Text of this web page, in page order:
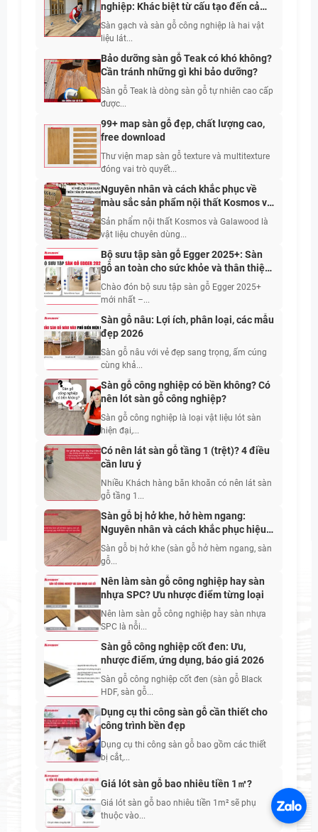
nghiệp: Khác biệt từ cấu tạo đến cảm
giác sử dụng
Sàn gạch và sàn gỗ công nghiệp là hai vật
liệu lát...
Bảo dưỡng sàn gỗ Teak có khó không?
Cần tránh những gì khi bảo dưỡng?
Sàn gỗ Teak là dòng sàn gỗ tự nhiên cao cấp
được...
99+ map sàn gỗ đẹp, chất lượng cao,
free download
Thư viện map sàn gỗ texture và multitexture
đóng vai trò quyết...
Nguyên nhân và cách khắc phục về
màu sắc sản phẩm nội thất Kosmos và
Galawood
Sản phẩm nội thất Kosmos và Galawood là
vật liệu chuyên dùng...
Bộ sưu tập sàn gỗ Egger 2025+: Sàn
gỗ an toàn cho sức khỏe và thân thiện
với con người
Chào đón bộ sưu tập sàn gỗ Egger 2025+
mới nhất –...
Sàn gỗ nâu: Lợi ích, phân loại, các mẫu
đẹp 2026
Sàn gỗ nâu với vẻ đẹp sang trọng, ấm cúng
cùng khả...
Sàn gỗ công nghiệp có bền không? Có
nên lót sàn gỗ công nghiệp?
Sàn gỗ công nghiệp là loại vật liệu lót sàn
hiện đại,...
Có nên lát sàn gỗ tầng 1 (trệt)? 4 điều
cần lưu ý
Nhiều Khách hàng băn khoăn có nên lát sàn
gỗ tầng 1...
Sàn gỗ bị hở khe, hở hèm ngang:
Nguyên nhân và cách khắc phục hiệu
quả nhất 2026
Sàn gỗ bị hở khe (sàn gỗ hở hèm ngang, sàn
gỗ...
Nên làm sàn gỗ công nghiệp hay sàn
nhựa SPC? Ưu nhược điểm từng loại
Nên làm sàn gỗ công nghiệp hay sàn nhựa
SPC là nỗi...
Sàn gỗ công nghiệp cốt đen: Ưu,
nhược điểm, ứng dụng, báo giá 2026
Sàn gỗ công nghiệp cốt đen (sàn gỗ Black
HDF, sàn gỗ...
Dụng cụ thi công sàn gỗ cần thiết cho
công trình bền đẹp
Dụng cụ thi công sàn gỗ bao gồm các thiết
bị cắt,...
Giá lót sàn gỗ bao nhiêu tiền 1㎡?
Giá lót sàn gỗ bao nhiêu tiền 1m² sẽ phụ
thuộc vào...